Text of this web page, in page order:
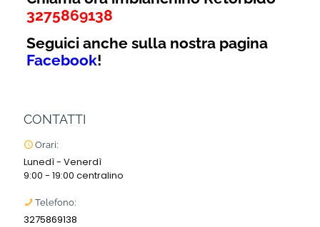
3275869138
Seguici anche sulla nostra pagina
Facebook!
CONTATTI
Orari:
Lunedì - Venerdì
9:00 - 19:00 centralino
Telefono:
3275869138